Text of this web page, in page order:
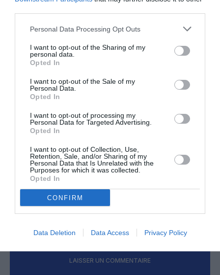
Personal Data Processing Opt Outs
I want to opt-out of the Sharing of my
personal data.
Opted In
I want to opt-out of the Sale of my
Personal Data.
Opted In
I want to opt-out of processing my
Personal Data for Targeted Advertising.
Opted In
I want to opt-out of Collection, Use,
Retention, Sale, and/or Sharing of my
Personal Data that Is Unrelated with the
Purposes for which it was collected.
Opted In
CONFIRM
Data Deletion Data Access Privacy Policy
RÉPONDRE
Pbe77a commenté :
Il n’a jamais été question pour China Southern de
reprendre des A380
RÉPONDRE
Alain45a commenté :
19 mai 2017 - 10 h 03
min
Les A350 sont des 900 donc la plus plus petite
LAISSER UN COMMENTAIRE